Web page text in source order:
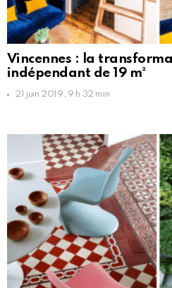
Vincennes : la
indépendant de 19 m²
21 juin 2019, 9 h 32 min